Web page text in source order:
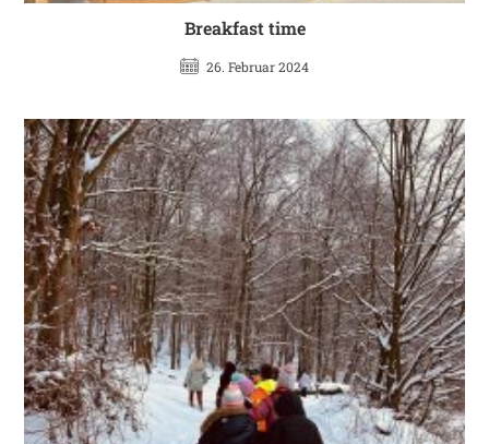
Breakfast time
26. Februar 2024